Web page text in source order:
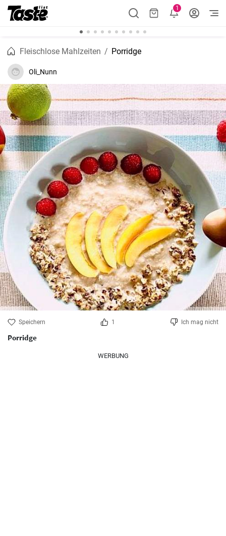
1
Fleischlose Mahlzeiten Porridge
Oli_Nunn
Speichern 1 Ich mag nicht
Porridge
WERBUNG